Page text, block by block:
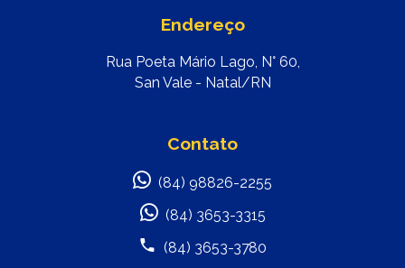
Endereço
Rua Poeta Mário Lago, N° 60,
San Vale - Natal/RN
Contato
(84) 98826-2255
(84) 3653-3315
(84) 3653-3780